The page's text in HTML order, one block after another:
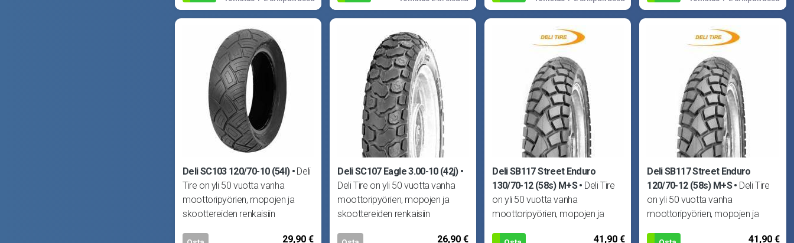
Deli SC103 120/70-10 (54l)
Deli
Tire on yli 50 vuotta vanha
moottoripyörien, mopojen ja
skoottereiden renkaisiin
29,90 €
Deli SC107 Eagle 3.00-10 (42j)
Deli Tire on yli 50 vuotta vanha
moottoripyörien, mopojen ja
skoottereiden renkaisiin
26,90 €
Deli SB117 Street Enduro
130/70-12 (58s) M+S
Deli Tire
on yli 50 vuotta vanha
moottoripyörien, mopojen ja
41,90 €
Deli SB117 Street Enduro
120/70-12 (58s) M+S
Deli Tire
on yli 50 vuotta vanha
moottoripyörien, mopojen ja
41,90 €